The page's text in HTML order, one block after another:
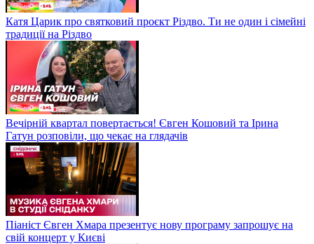
Катя Царик про святковий проєкт Різдво. Ти не один і сімейні
традиції на Різдво
Вечірній квартал повертається! Євген Кошовий та Ірина
Гатун розповіли, що чекає на глядачів
Піаніст Євген Хмара презентує нову програму запрошує на
свій концерт у Києві